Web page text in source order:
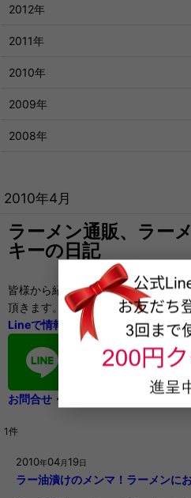
2010年4月
ラーメン通販、ラー
キーの日記
皆様から紹介したいラーメン店の情
頂きます。
Lineで情報を頂けると嬉しいです。
お問合せ・ご要望もお気軽に
1件
2010年04月 19日
ラー油漬けのメンマ！ラーメンに
2012年
2011年
2010年
2009年
2008年